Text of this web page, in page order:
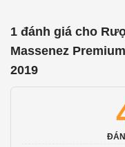
1 đánh giá cho
Massenez
2019